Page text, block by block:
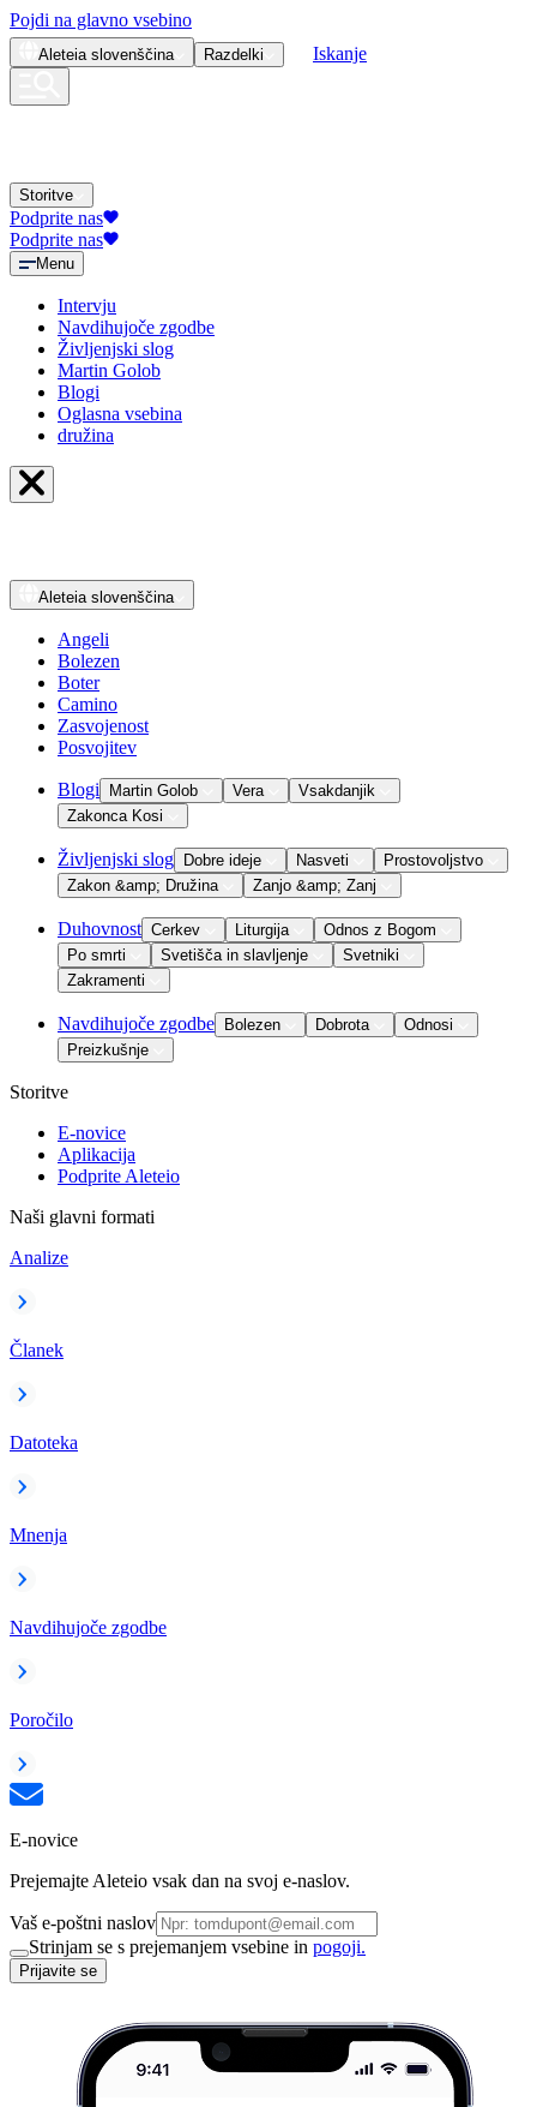
Pojdi na glavno vsebino
Aleteia slovenščina Razdelki Iskanje
Storitve
Podprite nas
Podprite nas
Menu
Intervju
Navdihujoče zgodbe
Življenjski slog
Martin Golob
Blogi
Oglasna vsebina
družina
Aleteia slovenščina
Angeli
Bolezen
Boter
Camino
Zasvojenost
Posvojitev
Blogi Martin Golob Vera
Vsakdanjik
Zakonca Kosi
Življenjski slog Dobre ideje Nasveti
Prostovoljstvo
Zakon &amp; Družina
Zanjo &amp; Zanj
Duhovnost Cerkev Liturgija
Odnos z Bogom
Po smrti
Svetišča in slavljenje
Svetniki
Zakramenti
Navdihujoče zgodbe Bolezen Dobrota
Odnosi
Preizkušnje
Storitve
E-novice
Aplikacija
Podprite Aleteio
Naši glavni formati
Analize
Članek
Datoteka
Mnenja
Navdihujoče zgodbe
Poročilo
E-novice
Prejemajte Aleteio vsak dan na svoj e-naslov.
Vaš e-poštni naslov
Strinjam se s prejemanjem vsebine in pogoji.
Prijavite se